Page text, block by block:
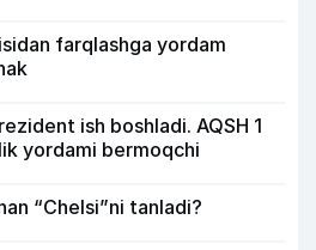
farqlashga yordam
ish boshladi. AQSH 1
yordami bermoqchi
“Chelsi”ni tanladi?